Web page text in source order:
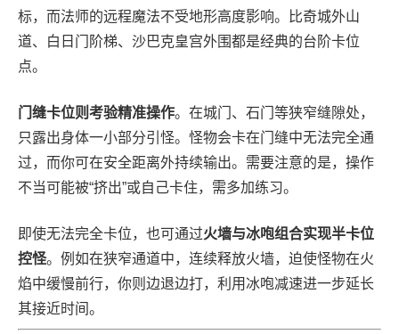
标，而法师的远程魔法不受地形高度影响。比奇城外山
道、白日门阶梯、沙巴克皇宫外围都是经典的台阶卡位
点。
门缝卡位则考验精准操作。在城门、石门等狭窄缝隙处，
只露出身体一小部分引怪。怪物会卡在门缝中无法完全通
过，而你可在安全距离外持续输出。需要注意的是，操作
不当可能被“挤出”或自己卡住，需多加练习。
即使无法完全卡位，也可通过火墙与冰咆组合实现半卡位
控怪。例如在狭窄通道中，连续释放火墙，迫使怪物在火
焰中缓慢前行，你则边退边打，利用冰咆减速进一步延长
其接近时间。